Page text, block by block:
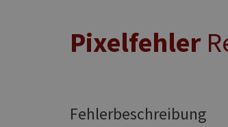
Pixelfehler
Fehlerbeschreibung